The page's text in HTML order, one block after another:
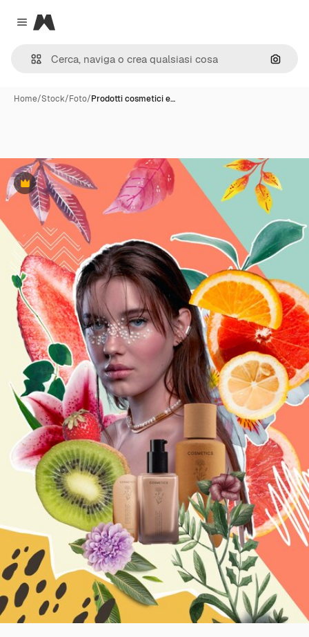
Close menu
Magnific
Cerca
Home/Stock/Foto/Prodotti cosmetici e…
Premium